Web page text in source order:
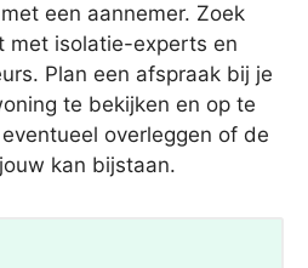
een aannemer. Zoek
met isolatie-experts en
Plan een afspraak bij je
te bekijken en op te
overleggen of de
kan bijstaan.